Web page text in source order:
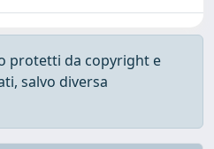
protetti da copyright e
salvo diversa